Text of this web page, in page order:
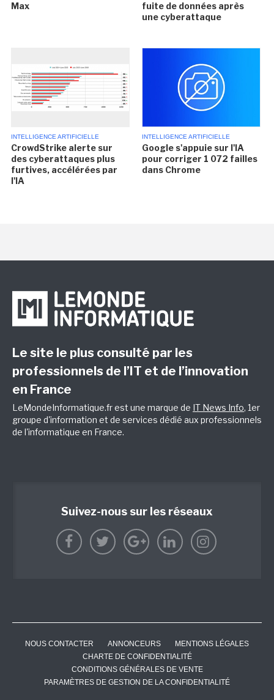
Max
fuite de données après
une cyberattaque
INTELLIGENCE ARTIFICIELLE
CrowdStrike alerte sur
des cyberattaques plus
furtives, accélérées par
l'IA
INTELLIGENCE ARTIFICIELLE
Google s'appuie sur l'IA
pour corriger 1 072 failles
dans Chrome
Le site le plus consulté par les
professionnels de l’IT et de l’innovation
en France
LeMondeInformatique.fr est une marque de IT News Info, 1er
groupe d'information et de services dédié aux professionnels
de l'informatique en France.
Suivez-nous sur les réseaux
NOUS CONTACTER ANNONCEURS
MENTIONS LÉGALES
CHARTE DE CONFIDENTIALITÉ
CONDITIONS GÉNÉRALES DE VENTE
PARAMÈTRES DE GESTION DE LA CONFIDENTIALITÉ